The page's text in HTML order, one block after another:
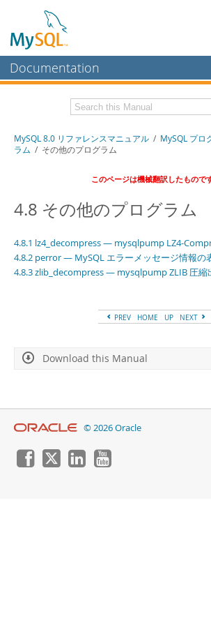
Documentation
MySQL Enterprise
Workbench
Connectors
More
MySQL.com
Download this Manual
MySQL 8.0 リファレンスマニュアル / MySQL プロ
ラム / その他のプログラム
このページは機械翻訳したものです
4.8 その他のプログラム
4.8.1 lz4_decompress — mysqlpump LZ4-
4.8.2 perror — MySQL エラーメッセージ情報の
4.8.3 zlib_decompress — mysqlpump ZLIB 圧縮
PREV HOME UP NEXT
Download this Manual
© 2026 Oracle